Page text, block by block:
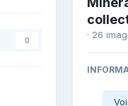
0 · 26